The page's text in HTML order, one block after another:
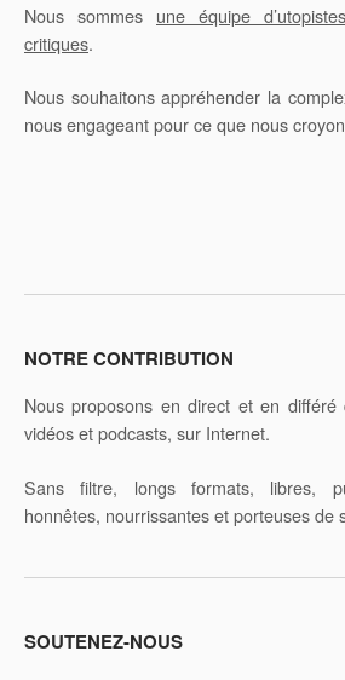
Nous sommes une équipe
critiques.
Nous souhaitons appréhender la
nous engageant pour ce que nous
NOTRE CONTRIBUTION
Nous proposons en direct et en différé
vidéos et podcasts, sur Internet.
Sans filtre, longs formats, libres,
honnêtes, nourrissantes et porteuses de
SOUTENEZ-NOUS